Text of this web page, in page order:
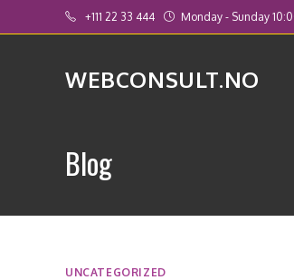
to
+111 22 33 444 Monday - Sunday
WEBCONSULT.NO
Blog
UNCATEGORIZED